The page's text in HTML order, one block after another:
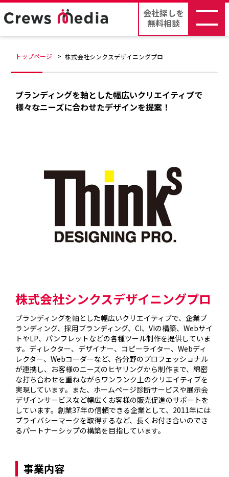
会社探しを
無料相談
トップページ 株式会社シンクスデザイニングプロ
ブランディングを軸とした幅広いクリエイティブで
様々なニーズに合わせたデザインを提案！
株式会社シンクスデザイニングプロ
ブランディングを軸とした幅広いクリエイティブで、企業ブ
ランディング、採用ブランディング、CI、VIの構築、Webサイ
トやLP、パンフレットなどの各種ツール制作を提供していま
す。ディレクター、デザイナー、コピーライター、Webディ
レクター、Webコーダーなど、各分野のプロフェッショナル
が連携し、お客様のニーズのヒヤリングから制作まで、綿密
な打ち合わせを重ねながらワンランク上のクリエイティブを
実現しています。また、ホームページ診断サービスや展示会
デザインサービスなど幅広くお客様の販売促進のサポートを
しています。創業37年の信頼できる企業として、2011年には
プライバシーマークを取得するなど、長くお付き合いのでき
るパートナーシップの構築を目指しています。
事業内容